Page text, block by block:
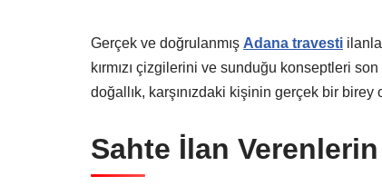
Gerçek ve doğrulanmış Adana travesti
kırmızı çizgilerini ve sunduğu konseptleri
doğallık, karşınızdaki kişinin gerçek bir birey
Sahte İlan Verenlerin